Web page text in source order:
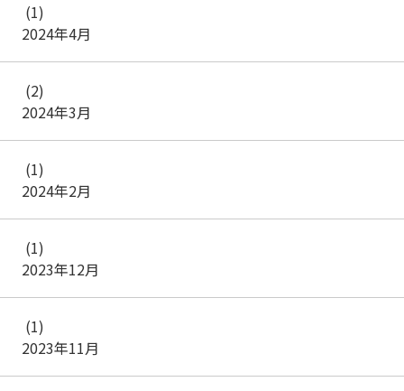
2024年4月
(1)
2024年3月
(2)
2024年2月
(1)
2023年12月
(1)
2023年11月
(1)